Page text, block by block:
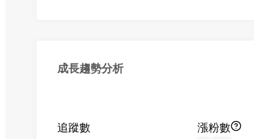
成長趨勢分析
追蹤數
漲粉數